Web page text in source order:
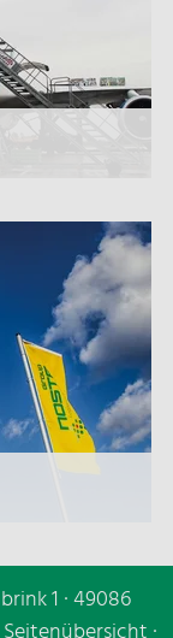
hin zu On-
ein
kennen.
1 · 49086